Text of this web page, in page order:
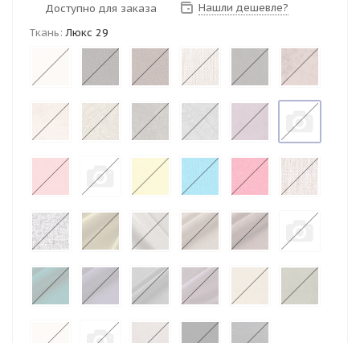
Доступно для заказа
Нашли дешевле?
Ткань: Люкс 29